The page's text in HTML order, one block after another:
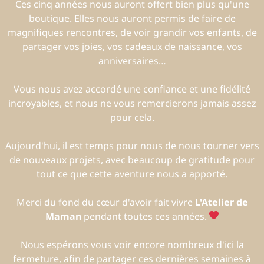
Ces cinq années nous auront offert bien plus qu'une
boutique. Elles nous auront permis de faire de
magnifiques rencontres, de voir grandir vos enfants, de
partager vos joies, vos cadeaux de naissance, vos
anniversaires…
Vous nous avez accordé une confiance et une fidélité
incroyables, et nous ne vous remercierons jamais assez
pour cela.
Aujourd'hui, il est temps pour nous de nous tourner vers
de nouveaux projets, avec beaucoup de gratitude pour
tout ce que cette aventure nous a apporté.
Merci du fond du cœur d'avoir fait vivre L'Atelier de
Maman pendant toutes ces années.
Nous espérons vous voir encore nombreux d'ici la
fermeture, afin de partager ces dernières semaines à